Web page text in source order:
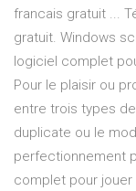
francais gratuit ...
gratuit. Windows
logiciel complet
Pour le plaisir ou
entre trois types
duplicate ou le
perfectionnement
complet pour jouer